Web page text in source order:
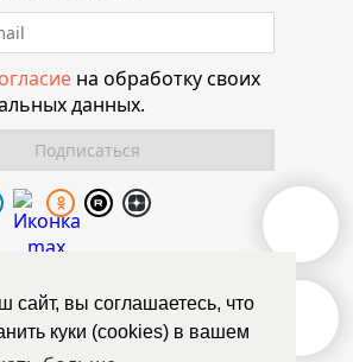
сайт, вы соглашаетесь, что
куки (cookies) в вашем
на обработку своих
данных.
долина.
© Химтраст,